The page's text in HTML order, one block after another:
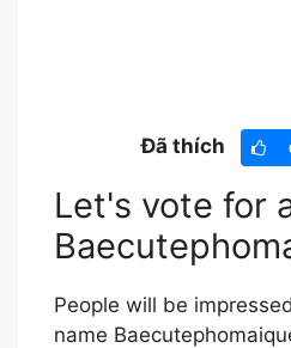
Đã thích
Let's vote for
People will be
name